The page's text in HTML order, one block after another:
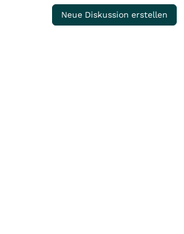
Neue Diskussion erstellen